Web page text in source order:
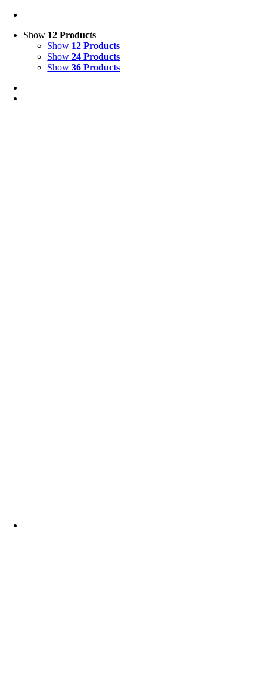
Show 12 Products
Show 12 Products
Show24 Products
Show36 Products